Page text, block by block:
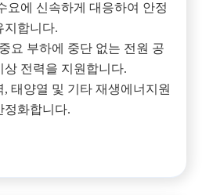
요에 신속하게 대응하여 안정
지합니다.
요 부하에 중단 없는 전원 공
전력을 지원합니다.
태양열 및 기타 재생에너지원
정화합니다.